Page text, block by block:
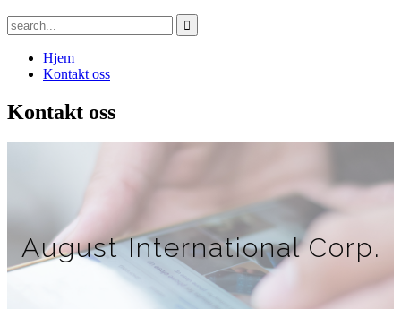
Hjem
Kontakt oss
Kontakt oss
August International Corp.